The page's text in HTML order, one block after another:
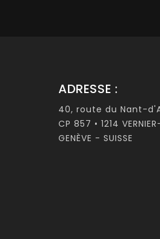
ADRESSE :
40, route du Nant-
CP 857 • 1214
GENÈVE - SUISSE